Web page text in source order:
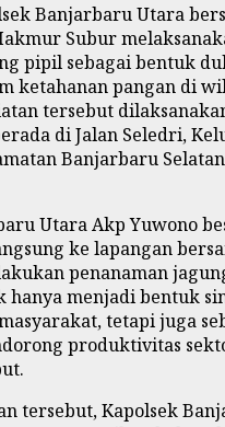
Banjarbaru Utara
Subur
pipil sebagai bentuk
ketahanan pangan di
tersebut
di Jalan Seledri,
Banjarbaru
Utara Akp Yuwono
ke lapangan
penanaman
hanya menjadi bentuk
tetapi juga
produktivitas
tersebut, Kapolsek